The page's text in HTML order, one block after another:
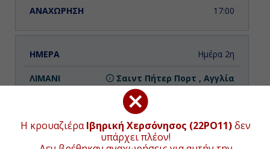
Η κρουαζιέραΙβηρική Χερσόνησος (22PO11)δεν
υπάρχει πλέον!
17:00
Ημέρα 2η
Σαιντ Πήτερ Πορτ , Αγγλία
18:00